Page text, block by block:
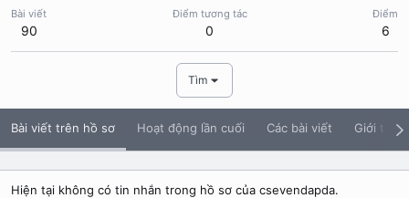
Bài viết
90
Điểm tương tác
0
Điểm
6
Tìm
Bài viết trên hồ sơ Hoạt động lần cuối Các bài viết Giới thiệu
Hiện tại không có tin nhắn trong hồ sơ của csevendapda.